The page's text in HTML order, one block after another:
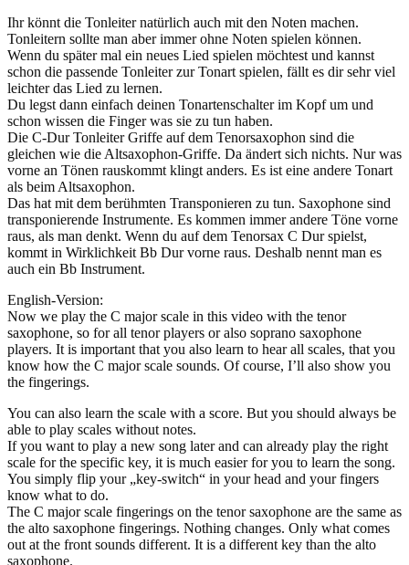
Ihr könnt die Tonleiter natürlich auch mit den Noten machen.
Tonleitern sollte man aber immer ohne Noten spielen können.
Wenn du später mal ein neues Lied spielen möchtest und kannst
schon die passende Tonleiter zur Tonart spielen, fällt es dir sehr viel
leichter das Lied zu lernen.
Du legst dann einfach deinen Tonartenschalter im Kopf um und
schon wissen die Finger was sie zu tun haben.
Die C-Dur Tonleiter Griffe auf dem Tenorsaxophon sind die
gleichen wie die Altsaxophon-Griffe. Da ändert sich nichts. Nur was
vorne an Tönen rauskommt klingt anders. Es ist eine andere Tonart
als beim Altsaxophon.
Das hat mit dem berühmten Transponieren zu tun. Saxophone sind
transponierende Instrumente. Es kommen immer andere Töne vorne
raus, als man denkt. Wenn du auf dem Tenorsax C Dur spielst,
kommt in Wirklichkeit Bb Dur vorne raus. Deshalb nennt man es
auch ein Bb Instrument.
English-Version:
Now we play the C major scale in this video with the tenor
saxophone, so for all tenor players or also soprano saxophone
players. It is important that you also learn to hear all scales, that you
know how the C major scale sounds. Of course, I’ll also show you
the fingerings.
You can also learn the scale with a score. But you should always be
able to play scales without notes.
If you want to play a new song later and can already play the right
scale for the specific key, it is much easier for you to learn the song.
You simply flip your „key-switch“ in your head and your fingers
know what to do.
The C major scale fingerings on the tenor saxophone are the same as
the alto saxophone fingerings. Nothing changes. Only what comes
out at the front sounds different. It is a different key than the alto
saxophone.